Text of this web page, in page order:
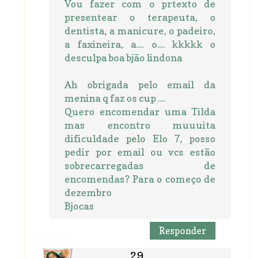
Vou fazer com o prtexto de
presentear o terapeuta, o
dentista, a manicure, o padeiro,
a faxineira, a.... o.... kkkkk o
desculpa boa bjão lindona
Ah obrigada pelo email da
menina q faz os cup ....
Quero encomendar uma Tilda
mas encontro muuuita
dificuldade pelo Elo 7, posso
pedir por email ou vcs estão
sobrecarregadas de
encomendas? Para o começo de
dezembro
Bjocas
Responder